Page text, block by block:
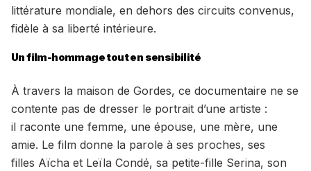
littérature mondiale, en dehors des circuits convenus,
fidèle à sa liberté intérieure.
Un film-hommage tout en sensibilité
À travers la maison de Gordes, ce documentaire ne se
contente pas de dresser le portrait d’une artiste :
il raconte une femme, une épouse, une mère, une
amie. Le film donne la parole à ses proches, ses
filles Aïcha et Leïla Condé, sa petite-fille Serina, son